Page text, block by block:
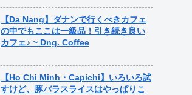
【Da Nang】ダナンで行くべきカフェ
の中でもここは一級品！引き続き良い
カフェ♪ ~ Dng. Coffee
【Ho Chi Minh・Capichi】いろいろ試
すけど、豚バラスライスはやっぱりこ